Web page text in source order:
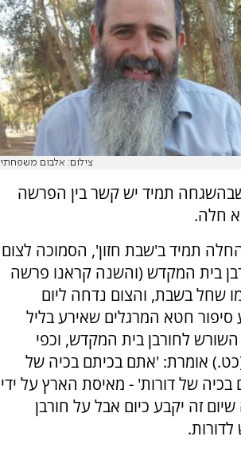
צילום: אלבום משפחתי
תמיד יש קשר בין הפרשה
חלה.
תמיד ב'שבת חזון', הסמוכה לצום
בית המקדש (והשנה קראנו פרשה
שחל בשבת, והצום נדחה ליום
סיפור חטא המרגלים שאירע בליל
לחורבן בית המקדש, וכפי
אומרת: 'אתם בכיתם בכיה של
בכיה של דורות' - מאיסת הארץ על ידי
זה יקבע כיום אבל על חורבן